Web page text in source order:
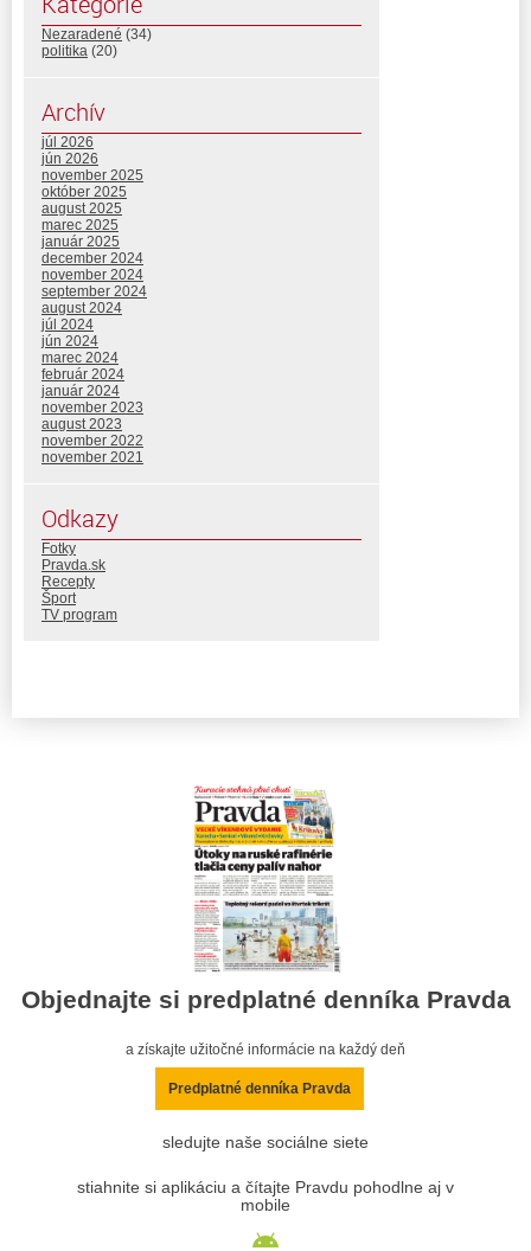
Nezaradené (34)
politika (20)
Archív
júl 2026
jún 2026
november 2025
október 2025
august 2025
marec 2025
január 2025
december 2024
november 2024
september 2024
august 2024
júl 2024
jún 2024
marec 2024
február 2024
január 2024
november 2023
august 2023
november 2022
november 2021
Odkazy
Fotky
Pravda.sk
Recepty
Šport
TV program
Objednajte si predplatné denníka Pravda
a získajte užitočné informácie na každý deň
Predplatné denníka Pravda
sledujte naše sociálne siete
stiahnite si aplikáciu a čítajte Pravdu pohodlne aj v
mobile